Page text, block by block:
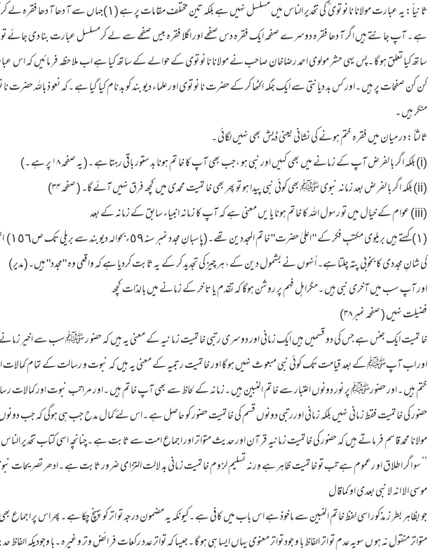
ثا نیاً : یہ عبارت مولانا نا نو توی ؒ کی تخدیر الناس میں مسلسل نہیں ہے بلکہ تین
ہے ۔ آپ جانتے ہیں اگر آ دھا فقرہ دوسرے صفحہ ایک فقرہ دس صفحے اور اگلا فقرہ بیس صفحے سے لے کرمسلسل عبارت بنا دی جائے
ساتھ کیا تعلق ہو گا ۔پس یہی حشر مولوی احمد رضاخان صاحب نے مولانا نا نو توی کے حوالے کے ساتھ کیا ہے اب ملا حظہ فر مائیں
کن کن صفحات پر ہیں ۔اور کس بد دیانتی سے ایک جگہ اکٹھا کر کے حضرت نا نو توی اور علماء دیو بند کو بد نام کیا گیا ہے ۔کہ نعو ذ باللہ حضرت
منکر ہیں ۔
ثا لثاً : در میان میں فقرہ ختم ہونے کی نشانی یعنی ڈیش بھی نہیں لگائی ۔
(i) بلکہ اگر با لفرض آپ کے زمانے میں بھی کہیں اور نبی ہو ،جب بھی آپ کا خا تم ہونا بد ستور باقی رہتا ہے ۔( یہ صفحہ ۱۸ پر ہے ۔)
(ii) بلکہ اگر با لفر ض بعد زمانہ نبوی ﷺ بھی کوئی نبی پیدا ہو تو پھر بھی خا تمیت محمدی میں کچھ فرق نہیں آئے گا۔ ( صفحہ ۳۴)
(iii) عوام کے خیال میں تو رسول اللہ کا خاتم ہونا یا یں معنی ہے کہ آپ کا زمانہ انبیاء سابق کے زمانہ کے بعد
(١)کہتے
کی شانِ مجددی کا بخوبی پتہ چلتا ہے۔ اُنہوں نے بشمول دین کے، ہر چیز کی تجدید کر کے یہ ثابت کردیا ہے کہ واقعی وہ "مجدد" ہیں۔(مدیر)
اور آپ سب میں آخری نبی ہیں ۔مگراہل فہم پر روشن ہوگا کہ تقدم یا تا خر کے زمانے میں بالذات کچھ
فضیلت نہیں ( صفحہ نمبر ۳۸)
خا تمیت ایک جنس ہے جس کی دو قسمیں ہیں ایک زمانی اور دوسری رتبی خاتمیت زما نیہ کے معنی یہ ہیں کہ حضو ر ﷺسب سے اخیر
اور اب آپﷺ کے بعد قیامت تک کوئی نبی مبعو ث نہیں ہو گا اور خاتمیت رتبیہ کے معنی یہ ہیں کہ نبوت و رسالت کے تمام کمالات
ختم ہیں ۔اور حضورﷺ پر نور دونوں اعتبار سے خاتم النبین ہیں ۔زمانہ کے لحاظ سے بھی آپ خاتم ہیں ۔اور مراتب نبوت اور کمالات
حضور کی خاتمیت فقط زمانی نہیں بلکہ زمانی اوررتبی دونوں قسم کی خاتمیت حضور کو حاصل ہے ۔اس لئے کمال مدح جب ہی ہوگی کہ جب
مولانا محمد قاسم فر ماتے ہیں کہ حضور کی خاتمیت زمانیہ قر آن اور حدیث متواتر اور اجماع امت سے ثابت ہے ۔چنانچہ اسی کتاب تخدیر
’’ سو اگر اطلاق او رعموم ہے تب تو خاتمیت ظاہر ہے ورنہ تسلیم لز وم خاتمیت زمانی بد لالت التزامی ضرور ثابت ہے ۔ادھر تصر
موسی الا انہ لا نبی بعدی او کماقال
جو بظاہر بطر ز مذکور اسی لفظ خاتم النبین سے ماخوذ ہے اس باب میں کافی ہے ۔کیونکہ یہ مضمون درجہ تو اتر کو پہنچ چکا ہے ۔پھراس پر اجماع
متواتر منقول نہ ہو ں سویہ عدم تو اتر الفاظ با و جود تواتر معنوی یہاں ایسا ہی ہو گا ۔جیسا کہ تواتر عدد رکعات فر ائض وتر وغیرہ ۔با وجودیکہ